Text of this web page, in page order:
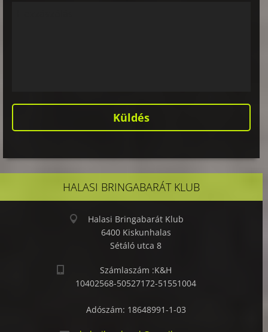
HALASI BRINGABARÁT KLUB
Halasi Bringabarát Klub
6400 Kiskunhalas
Sétáló utca 8
Számlaszám :K&H
10402568-50527172-51551004
Adószám: 18648991-1-03